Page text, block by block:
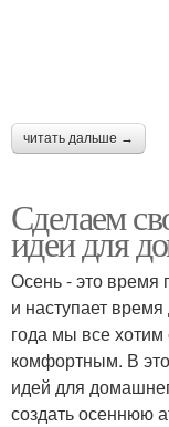
Осенние
Осенний
читать дальше →
Сделаем
идеи для
Осень - это время
и наступает
года мы все
комфортным. В
идей для
создать осеннюю